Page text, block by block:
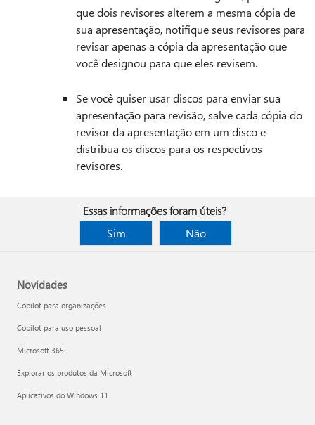
que dois revisores alterem a mesma cópia de
sua apresentação, notifique seus revisores para
revisar apenas a cópia da apresentação que
você designou para que eles revisem.
Se você quiser usar discos para enviar sua
apresentação para revisão, salve cada cópia do
revisor da apresentação em um disco e
distribua os discos para os respectivos
revisores.
Essas informações foram úteis?
Sim
Não
Novidades
Copilot para organizações
Copilot para uso pessoal
Microsoft 365
Explorar os produtos da Microsoft
Aplicativos do Windows 11